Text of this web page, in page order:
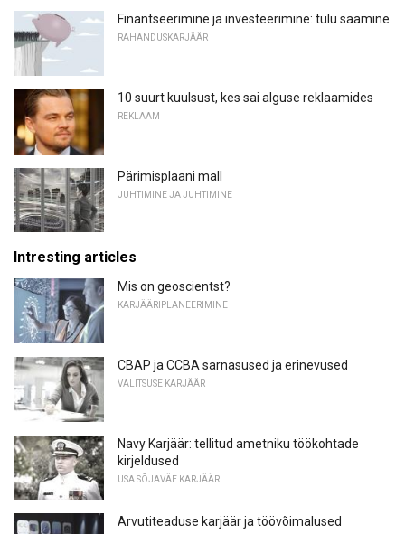
Finantseerimine ja investeerimine: tulu saamine
RAHANDUSKARJÄÄR
10 suurt kuulsust, kes sai alguse reklaamides
REKLAAM
Pärimisplaani mall
JUHTIMINE JA JUHTIMINE
Intresting articles
Mis on geoscientst?
KARJÄÄRIPLANEERIMINE
CBAP ja CCBA sarnasused ja erinevused
VALITSUSE KARJÄÄR
Navy Karjäär: tellitud ametniku töökohtade
kirjeldused
USA SÕJAVÄE KARJÄÄR
Arvutiteaduse karjäär ja töövõimalused